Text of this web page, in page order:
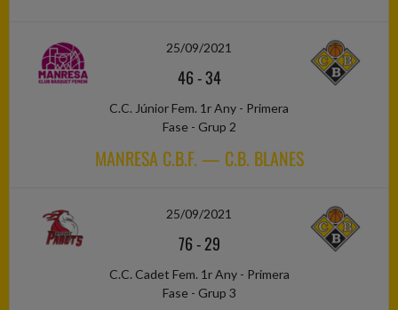
25/09/2021
46-34
C.C. Júnior Fem. 1r Any - Primera
Fase - Grup 2
MANRESA C.B.F. — C.B. BLANES
25/09/2021
76-29
C.C. Cadet Fem. 1r Any - Primera
Fase - Grup 3